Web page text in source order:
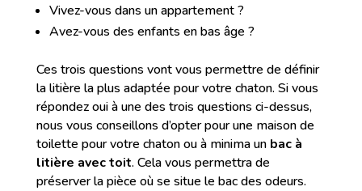
Vivez-vous dans un appartement ?
Avez-vous des enfants en bas âge ?
Ces trois questions vont vous permettre de définir
la litière la plus adaptée pour votre chaton. Si vous
répondez oui à une des trois questions ci-dessus,
nous vous conseillons d’opter pour une maison de
toilette pour votre chaton ou à minima un bac à
litière avec toit. Cela vous permettra de
préserver la pièce où se situe le bac des odeurs.